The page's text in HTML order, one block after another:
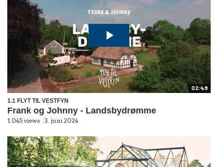
02:48
1.1 FLYT TIL VESTFYN
Frank og Johnny - Landsbydrømme
1.045 views 3. juni 2024